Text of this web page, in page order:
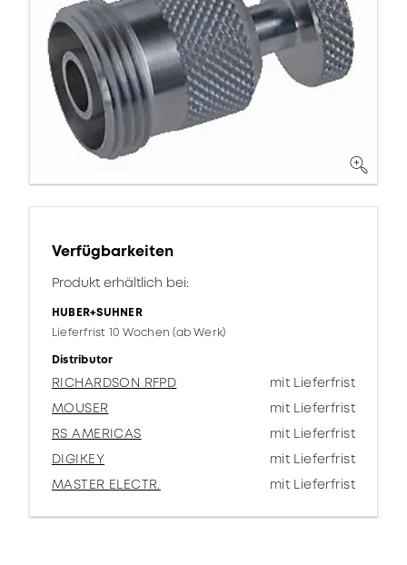
Verfügbarkeiten
Produkt erhältlich bei:
HUBER+SUHNER
Lieferfrist 10 Wochen (ab Werk)
Distributor
RICHARDSON RFPD
mit Lieferfrist
MOUSER
mit Lieferfrist
RS AMERICAS
mit Lieferfrist
DIGIKEY
mit Lieferfrist
MASTER ELECTR.
mit Lieferfrist